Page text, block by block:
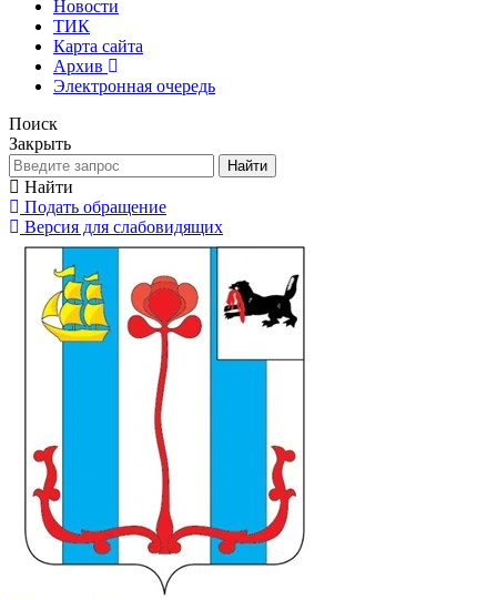
Новости
ТИК
Карта сайта
Архив
Электронная очередь
Поиск
Закрыть
Найти
Найти
Подать обращение
Версия для слабовидящих